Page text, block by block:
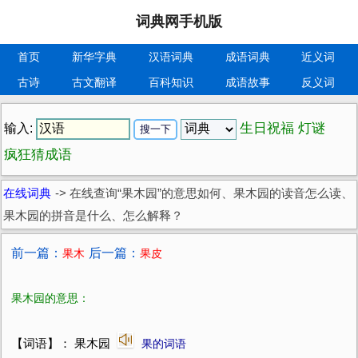
词典网手机版
首页 新华字典 汉语词典 成语词典
近义词
古诗
古文翻译 百科知识 成语故事 反义词
输入: 生日祝福 灯谜
疯狂猜成语
在线词典 -> 在线查询“果木园”的意思如何、果木园的读音怎么读、
果木园的拼音是什么、怎么解释？
前一篇： 果木 后一篇： 果皮
果木园的意思：
【词语】： 果木园
果的词语